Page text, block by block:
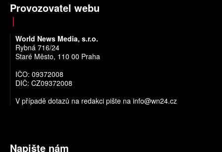
Provozovatel webu
World News Media, s.r.o.
Rybná 716/24
Staré Město, 110 00 Praha
IČO: 09372008
DIČ: CZ09372008
V případě dotazů na redakci pište na info@wn24.cz
Napište nám